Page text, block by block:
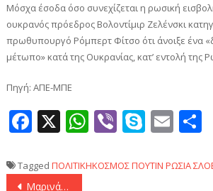
Μόσχα έσοδα όσο συνεχίζεται η ρωσική
ουκρανός πρόεδρος Βολοντίμιρ Ζελένσκι
πρωθυπουργό Ρόμπερτ Φίτσο ότι άνοιξε ένα
μέτωπο» κατά της Ουκρανίας, κατ’ εντολή της
Πηγή: ΑΠΕ-ΜΠΕ
Facebook
X WhatsApp
ViberSkype
Tagged ΠΟΛΙΤΙΚΗΚΟΣΜΟΣΠΟΥΤΙΝ ΡΩΣΙΑ
Πλοήγηση
Μαρινάκης στην «Gazzetta Dello Sport»: «Το γκολ του Ελ Κααμπί κόντρα στην Φιορεντίνα ήταν μια απελευθέρωση!»